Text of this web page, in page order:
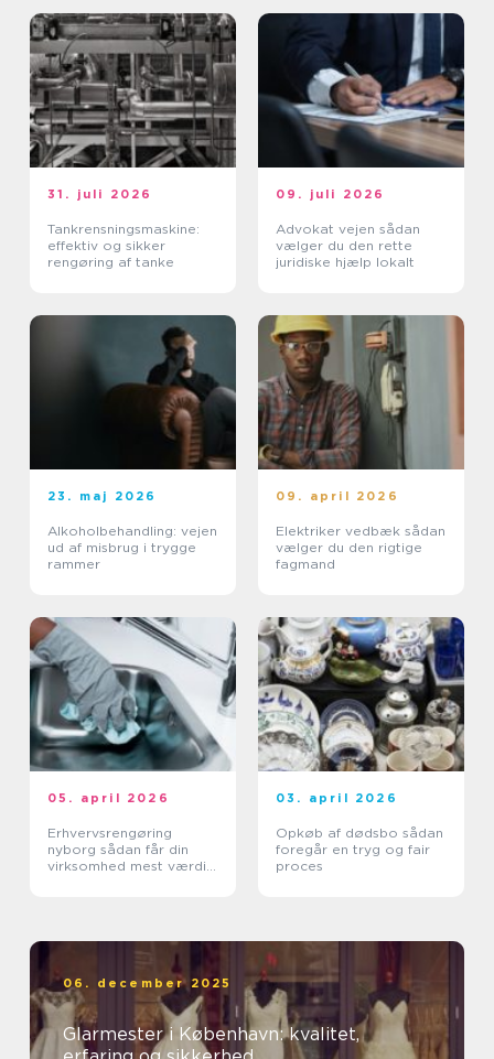
31. juli 2026
Tankrensningsmaskine:
effektiv og sikker
rengøring af tanke
09. juli 2026
Advokat vejen sådan
vælger du den rette
juridiske hjælp lokalt
23. maj 2026
Alkoholbehandling: vejen
ud af misbrug i trygge
rammer
09. april 2026
Elektriker vedbæk sådan
vælger du den rigtige
fagmand
05. april 2026
Erhvervsrengøring
nyborg sådan får din
virksomhed mest værdi
03. april 2026
Opkøb af dødsbo sådan
foregår en tryg og fair
proces
06. december 2025
Glarmester i København: kvalitet,